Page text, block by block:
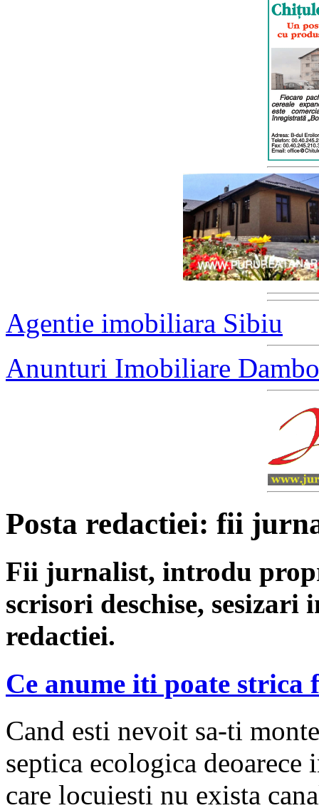
Agentie imobiliara Sibiu
Anunturi Imobiliare
Posta redactiei: fii
Fii jurnalist, introdu
scrisori deschise, sesizari
redactiei.
Ce anume iti poate strica
Cand esti nevoit sa-ti
septica ecologica deoarece
care locuiesti nu exista